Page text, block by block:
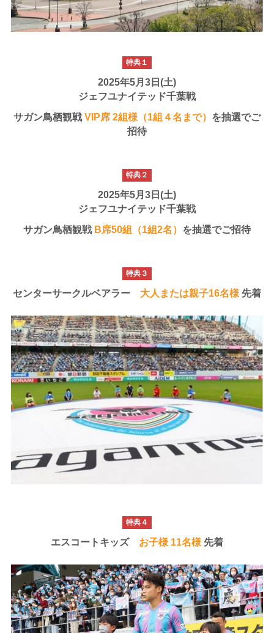
特典１
2025年5月3日(土)
ジェフユナイテッド千葉戦
サガン鳥栖観戦VIP席 2組様（1組４名まで） を抽選でご
招待
特典２
2025年5月3日(土)
ジェフユナイテッド千葉戦
サガン鳥栖観戦 B席50組（1組2名） を抽選でご招待
特典３
センターサークルベアラー 大人または親子16名様 先着
特典４
エスコートキッズ お子様 11名様 先着